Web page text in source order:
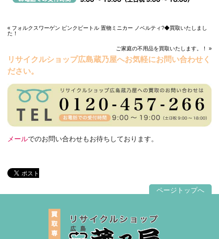
« フォルクスワーゲン ピンクビートル 置物ミニカー ノベルティ?◆買取いたしまし
た！
ご家庭の不用品を買取いたします。！ »
リサイクルショップ広島蔵乃屋へお気軽にお問い合わせく
ださい。
メールでのお問い合わせもお待ちしております。
ページトップへ